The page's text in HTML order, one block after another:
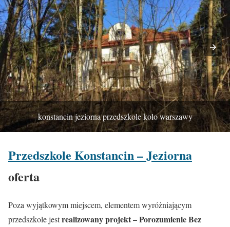
konstancin jeziorna przedszkole kolo warszawy
Przedszkole Konstancin – Jeziorna
oferta
Poza wyjątkowym miejscem, elementem wyróżniającym
przedszkole jestrealizowany projekt – Porozumienie Bez